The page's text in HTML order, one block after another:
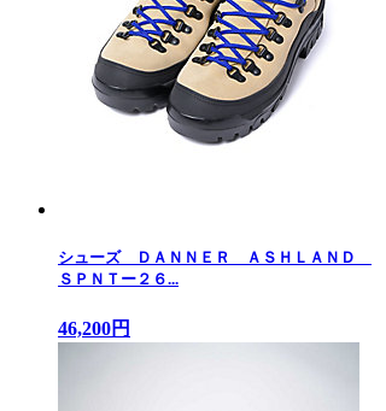
シューズ ＤＡＮＮＥＲ ＡＳＨＬＡＮＤ
ＳＰＮＴー２６...
46,200円